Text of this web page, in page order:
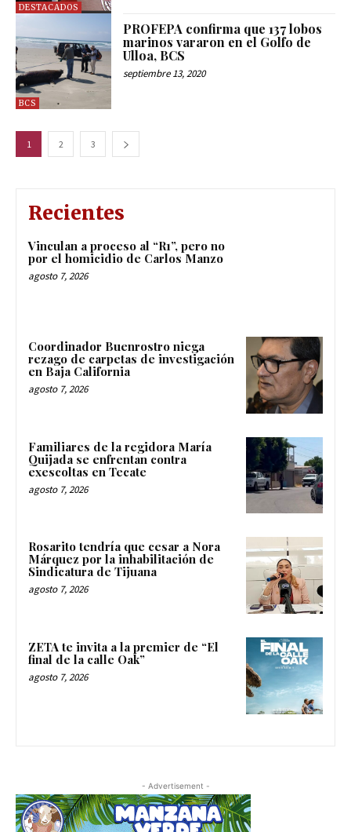
DESTACADOS
BCS
PROFEPA confirma que 137 lobos
marinos vararon en el Golfo de
Ulloa, BCS
septiembre 13, 2020
1 2 3
Recientes
Vinculan a proceso al “R1”, pero no
por el homicidio de Carlos Manzo
agosto 7, 2026
Coordinador Buenrostro niega
rezago de carpetas de investigación
en Baja California
agosto 7, 2026
Familiares de la regidora María
Quijada se enfrentan contra
exescoltas en Tecate
agosto 7, 2026
Rosarito tendría que cesar a Nora
Márquez por la inhabilitación de
Sindicatura de Tijuana
agosto 7, 2026
ZETA te invita a la premier de “El
final de la calle Oak”
agosto 7, 2026
- Advertisement -